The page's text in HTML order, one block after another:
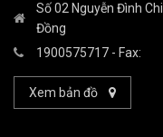
Số 02 Nguyễn Đình
Đồng
1900575717 - Fax:
Xem bản đồ